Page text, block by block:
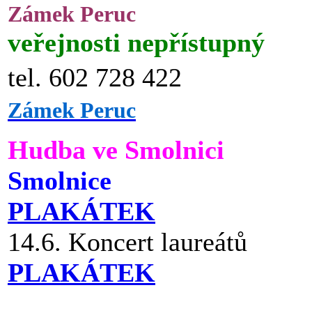
Zámek Peruc
veřejnosti nepřístupný
tel. 602 728 422
Zámek Peruc
Hudba ve Smolnici
Smolnice
PLAKÁTEK
14.6. Koncert laureátů
PLAKÁTEK